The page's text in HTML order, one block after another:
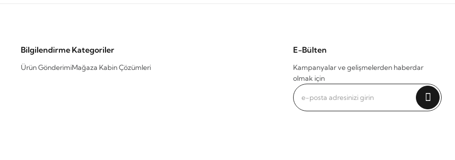
Bilgilendirme
Ürün Gönderimi
Kategoriler
Mağaza Kabin Çözümleri
E-Bülten
Kampanyalar ve gelişmelerden haberdar
olmak için